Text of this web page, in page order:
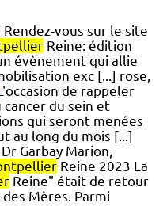
vous sur le site
Reine: édition
évènement qui allie
exc [...] rose,
de rappeler
du sein et
qui seront menées
au long du mois [...]
Garbay Marion,
Reine 2023 La
Reine" était de retour
Mères. Parmi